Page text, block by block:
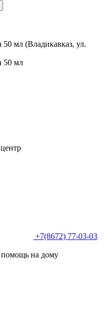
50 мл (Владикавказ, ул.
50 мл
+7(8672) 77-03-03
на дому